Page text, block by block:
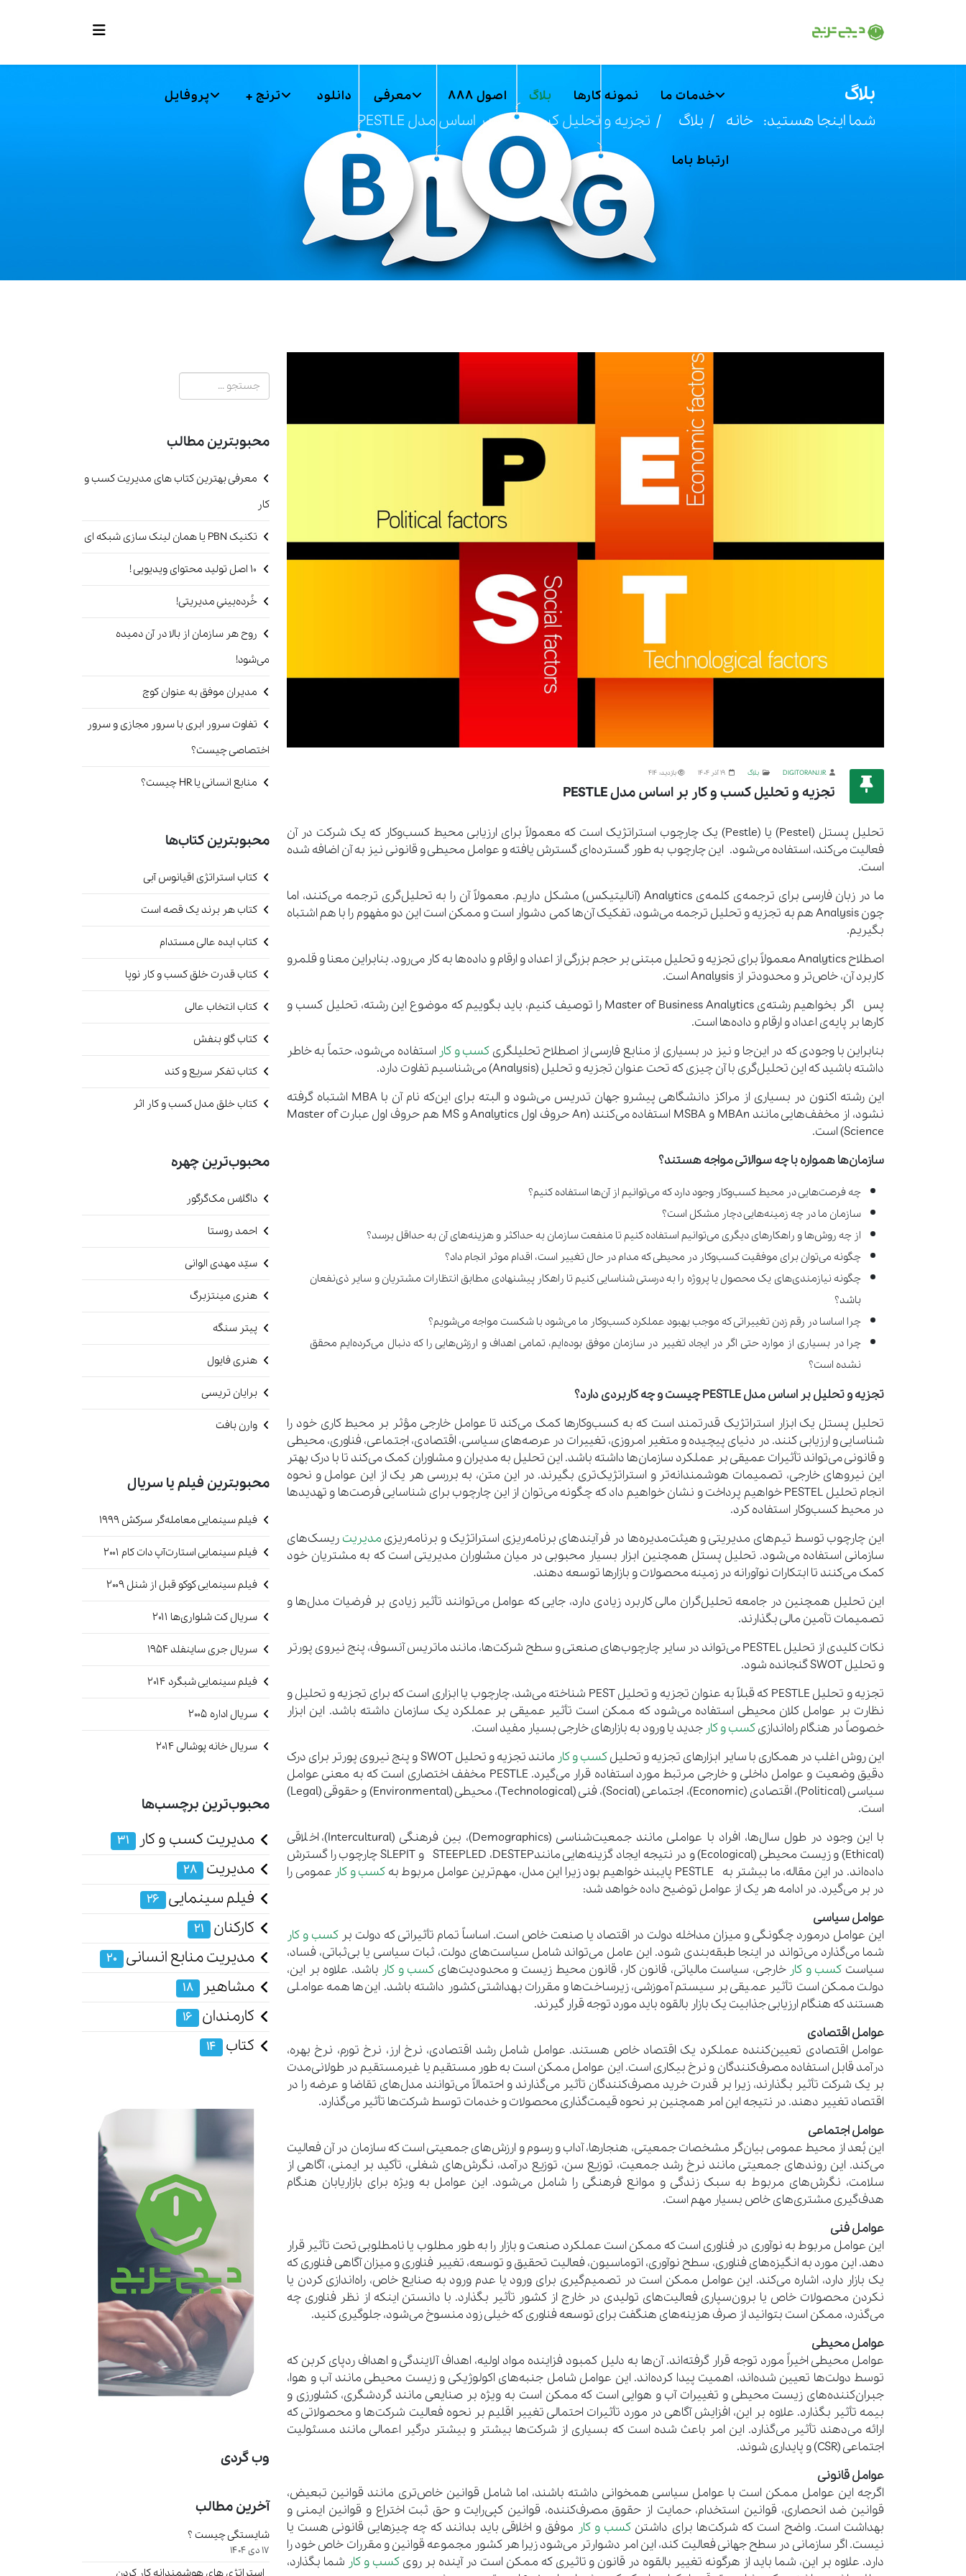
خدمات ما نمونه کارها بلاگ اصول 888 معرفی دانلود ترنج + پروفایل
ارتباط باما
بلاگ
شما اینجا هستید: خانه بلاگ تجزیه و تحلیل کسب و کار بر اساس مدل PESTLE
DIGITORANJ.IR بلاگ 19 آذر 1404 بازدید: 414
تجزیه و تحلیل کسب و کار بر اساس مدل PESTLE
تحلیل پستل (Pestel) یا (Pestle) یک چارچوب استراتژیک است که معمولاً برای ارزیابی محیط کسب‌وکار که یک شرکت در آن
فعالیت می‌کند، استفاده می‌شود. این چارچوب به طور گسترده‌ای گسترش یافته و عوامل محیطی و قانونی نیز به آن اضافه شده
است.
ما در زبان فارسی برای ترجمه‌ی کلمه‌ی Analytics (آنالیتیکس) مشکل داریم. معمولاً آن را به تحلیل‌گری ترجمه می‌کنند، اما
چون Analysis هم به تجزیه و تحلیل ترجمه می‌شود، تفکیک آن‌ها کمی دشوار است و ممکن است این دو مفهوم را با هم اشتباه
بگیریم.
اصطلاح Analytics معمولاً برای تجزیه و تحلیل مبتنی بر حجم بزرگی از اعداد و ارقام و داده‌ها به کار می‌رود. بنابراین معنا و قلمرو
کاربرد آن، خاص‌تر و محدودتر از Analysis است.
پس اگر بخواهیم رشته‌ی Master of Business Analytics را توصیف کنیم، باید بگوییم که موضوع این رشته، تحلیل کسب و
کارها بر پایه‌ی اعداد و ارقام و داده‌ها است.
بنابراین با وجودی که در این‌جا و نیز در بسیاری از منابع فارسی از اصطلاح تحلیلگری کسب و کار استفاده می‌شود، حتماً به خاطر
داشته باشید که این تحلیل‌گری با آن چیزی که تحت عنوان تجزیه و تحلیل (Analysis) می‌شناسیم تفاوت دارد.
این رشته اکنون در بسیاری از مراکز دانشگاهی پیشرو جهان تدریس می‌شود و البته برای این‌که نام آن با MBA اشتباه گرفته
نشود، از مخفف‌هایی مانند MBAn و MSBA استفاده می‌کنند (An حروف اول Analytics و MS هم حروف اول عبارت Master of
Science) است.
سازمان‌ها همواره با چه سوالاتی مواجه هستند؟
چه فرصت‌هایی در محیط کسب‌وکار وجود دارد که می‌توانیم از آن‌ها استفاده کنیم؟
سازمان ما در چه زمینه‌هایی دچار مشکل است؟
از چه روش‌ها و راهکارهای دیگری می‌توانیم استفاده کنیم تا منفعت سازمان به حداکثر و هزینه‎‌های آن به حداقل برسد؟
چگونه می‌توان برای موفقیت کسب‌وکار در محیطی که مدام در حال تغییر است، اقدام موثر انجام داد؟
چگونه نیازمندی‌های یک محصول یا پروژه را به درستی شناسایی کنیم تا راهکار پیشنهادی مطابق انتظارات مشتریان و سایر ذی‌نفعان
باشد؟
چرا اساسا در رقم زدن تغییراتی که موجب بهبود عملکرد کسب‌وکار ما می‌شود با شکست مواجه می‌شویم؟
چرا در بسیاری از موارد حتی اگر در ایجاد تغییر در سازمان موفق بوده‌ایم، تمامی اهداف و ارزش‌هایی را که دنبال می‌کرده‌ایم محقق
نشده است؟
تجزیه و تحلیل بر اساس مدل PESTLE چیست و چه کاربردی دارد؟
تحلیل پستل یک ابزار استراتژیک قدرتمند است که به کسب‌وکارها کمک می‌کند تا عوامل خارجی مؤثر بر محیط کاری خود را
شناسایی و ارزیابی کنند. در دنیای پیچیده و متغیر امروزی، تغییرات در عرصه‌های سیاسی، اقتصادی، اجتماعی، فناوری، محیطی
و قانونی می‌تواند تأثیرات عمیقی بر عملکرد سازمان‌ها داشته باشد. این تحلیل به مدیران و مشاوران کمک می‌کند تا با درک بهتر
این نیروهای خارجی، تصمیمات هوشمندانه‌تر و استراتژیک‌تری بگیرند. در این متن، به بررسی هر یک از این عوامل و نحوه
انجام تحلیل PESTEL خواهیم پرداخت و نشان خواهیم داد که چگونه می‌توان از این چارچوب برای شناسایی فرصت‌ها و تهدیدها
در محیط کسب‌وکار استفاده کرد.
این چارچوب توسط تیم‌های مدیریتی و هیئت‌مدیره‌ها در فرآیندهای برنامه‌ریزی استراتژیک و برنامه‌ریزی مدیریت ریسک‌های
سازمانی استفاده می‌شود. تحلیل پستل همچنین ابزار بسیار محبوبی در میان مشاوران مدیریتی است که به مشتریان خود
کمک می‌کنند تا ابتکارات نوآورانه در زمینه محصولات و بازارها توسعه دهند.
این تحلیل همچنین در جامعه تحلیل‌گران مالی کاربرد زیادی دارد، جایی که عوامل می‌توانند تأثیر زیادی بر فرضیات مدل‌ها و
تصمیمات تأمین مالی بگذارند.
نکات کلیدی از تحلیل PESTEL می‌تواند در سایر چارچوب‌های صنعتی و سطح شرکت‌ها، مانند ماتریس آنسوف، پنج نیروی پورتر
و تحلیل SWOT گنجانده شود.
تجزیه و تحلیل PESTLE که قبلاً به عنوان تجزیه و تحلیل PEST شناخته می‌شد، چارچوب یا ابزاری است که برای تجزیه و تحلیل و
نظارت بر عوامل کلان محیطی استفاده می‌شود که ممکن است تأثیر عمیقی بر عملکرد یک سازمان داشته باشد. این ابزار
خصوصاً در هنگام راه‌اندازیکسب و کار جدید یا ورود به بازارهای خارجی بسیار مفید است.
این روش اغلب در همکاری با سایر ابزارهای تجزیه و تحلیلکسب و کار
مانند تجزیه و تحلیل SWOT و پنج نیروی پورتر برای درک
دقیق وضعیت و عوامل داخلی و خارجی مرتبط مورد استفاده قرار می‌گیرد. PESTLE مخفف اختصاری است که به معنی عوامل
سیاسی (Political)، اقتصادی (Economic)، اجتماعی (Social)، فنی (Technological)، محیطی (Environmental) و حقوقی (Legal)
است.
با این وجود در طول سال‌ها، افراد با عواملی مانند جمعیت‌شناسی (Demographics)، بین فرهنگی (Intercultural)، اخلاقی
(Ethical) و زیست محیطی (Ecological) و در نتیجه ایجاد گزینه‌هایی مانندSTEEPLED ،DESTEP و SLEPIT چارچوب را گسترش
داده‌اند. در این مقاله، ما بیشتر به PESTLE پایبند خواهیم بود زیرا این مدل، مهم‌ترین عوامل مربوط به
کسب و کار عمومی را
در بر می‌گیرد. در ادامه هر یک از عوامل توضیح داده خواهد شد:
عوامل سیاسی
این عوامل درمورد چگونگی و میزان مداخله دولت در اقتصاد یا صنعت خاص است. اساساً تمام تأثیراتی که دولت بر کسب و کار
شما می‌گذارد می‌تواند در اینجا طبقه‌بندی شود. این عامل می‌تواند شامل سیاست‌های دولت، ثبات سیاسی یا بی‌ثباتی، فساد،
سیاست کسب و کار خارجی، سیاست مالیاتی، قانون کار، قانون محیط زیست و محدودیت‌های کسب و کار باشد. علاوه بر این،
دولت ممکن است تأثیر عمیقی بر سیستم آموزشی، زیرساخت‌ها و مقررات بهداشتی کشور داشته باشد. این‌ها همه عواملی
هستند که هنگام ارزیابی جذابیت یک بازار بالقوه باید مورد توجه قرار گیرند.
عوامل اقتصادی
عوامل اقتصادی تعیین‌کننده عملکرد یک اقتصاد خاص هستند. عوامل شامل رشد اقتصادی، نرخ ارز، نرخ تورم، نرخ بهره،
درآمد قابل استفاده مصرف‌کنندگان و نرخ بیکاری است. این عوامل ممکن است به طور مستقیم یا غیرمستقیم در طولانی‌مدت
بر یک شرکت تأثیر بگذارند، زیرا بر قدرت خرید مصرف‌کنندگان تأثیر می‌گذارند و احتمالاً می‌توانند مدل‌های تقاضا و عرضه را در
اقتصاد تغییر دهند. در نتیجه این امر همچنین بر نحوه قیمت‌گذاری محصولات و خدمات توسط شرکت‌ها تأثیر می‌گذارد.
عوامل اجتماعی
این بُعد از محیط عمومی بیان‌گر مشخصات جمعیتی، هنجارها، آداب و رسوم و ارزش‌های جمعیتی است که سازمان در آن فعالیت
می‌کند. این روندهای جمعیتی مانند نرخ رشد جمعیت، توزیع سن، توزیع درآمد، نگرش‌های شغلی، تأکید بر ایمنی، آگاهی از
سلامت، نگرش‌های مربوط به سبک زندگی و موانع فرهنگی را شامل می‌شود. این عوامل به ویژه برای بازاریابان هنگام
هدف‌گیری مشتری‌های خاص بسیار مهم است.
عوامل فنی
این عوامل مربوط به نوآوری در فناوری است که ممکن است عملکرد صنعت و بازار را به طور مطلوب یا نامطلوبی تحت تأثیر قرار
دهد. این مورد به انگیزه‌های فناوری، سطح نوآوری، اتوماسیون، فعالیت تحقیق و توسعه، تغییر فناوری و میزان آگاهی فناوری که
یک بازار دارد، اشاره می‌کند. این عوامل ممکن است در تصمیم‌گیری برای ورود یا عدم ورود به صنایع خاص، راه‌اندازی کردن یا
نکردن محصولات خاص یا برون‌سپاری فعالیت‌های تولیدی در خارج از کشور تأثیر بگذارد. با دانستن اینکه از نظر فناوری چه
می‌گذرد، ممکن است بتوانید از صرف هزینه‌های هنگفت برای توسعه فناوری که خیلی زود منسوخ می‌شود، جلوگیری کنید.
عوامل محیطی
عوامل محیطی اخیراً مورد توجه قرار گرفته‌اند. آن‌ها به دلیل کمبود فزاینده مواد اولیه، اهداف آلایندگی و اهداف ردپای کربن که
توسط دولت‌ها تعیین شده‌اند، اهمیت پیدا کرده‌اند. این عوامل شامل جنبه‌های اکولوژیکی و زیست محیطی مانند آب و هوا،
جبران‌کننده‌های زیست محیطی و تغییرات آب و هوایی است که ممکن است به ویژه بر صنایعی مانند گردشگری، کشاورزی و
بیمه تأثیر بگذارد. علاوه بر این، افزایش آگاهی در مورد تأثیرات احتمالی تغییر اقلیم بر نحوه فعالیت شرکت‌ها و محصولاتی که
ارائه می‌دهند تأثیر می‌گذارد. این امر باعث شده است که بسیاری از شرکت‌ها بیشتر و بیشتر درگیر اعمالی مانند مسئولیت
اجتماعی (CSR) و پایداری شوند.
عوامل قانونی
اگرچه این عوامل ممکن است با عوامل سیاسی همخوانی داشته باشند، اما شامل قوانین خاص‌تری مانند قوانین تبعیض،
قوانین ضد انحصاری، قوانین استخدام، حمایت از حقوق مصرف‌کننده، قوانین کپی‌رایت و حق ثبت اختراع و قوانین ایمنی و
بهداشت است. واضح است که شرکت‌ها برای داشتن کسب و کار موفق و اخلاقی باید بدانند که چه چیزهایی قانونی هست یا
نیست. اگر سازمانی در سطح جهانی فعالیت کند، این امر دشوارتر می‌شود زیرا هر کشور مجموعه قوانین و مقررات خاص خود را
دارد. علاوه بر این، شما باید از هرگونه تغییر بالقوه در قانون و تاثیری که ممکن است در آینده بر رویکسب و کار شما بگذارد،
جستجو
محبوبترین مطالب
معرفی بهترین کتاب های مدیریت کسب و
کار
تکنیک PBN یا همان لینک سازی شبکه ای
۱۰ اصل تولید محتوای ویدیویی !
خُرده‌بینیِ مدیریتی!
روح هر سازمان از بالا در آن دمیده
می‌شود!
مدیران موفق به عنوان کوچ
تفاوت سرور ابری با سرور مجازی و سرور
اختصاصی چیست؟
منابع انسانی یا HR چیست؟
محبوبترین کتاب‌ها
کتاب استراتژی اقیانوس آبی
کتاب هر برند یک قصه است
کتاب ایده عالی مستدام
کتاب قدرت خلق کسب و کار نوپا
کتاب انتخاب عالی
کتاب گاو بنفش
کتاب تفکر سریع و کند
کتاب خلق مدل کسب و کار اثر
محبوب‌ترین چهره
داگلاس مک‌گرگور
احمد روستا
سیّد مهدی الوانی
هنری مینتزبرگ
پیتر سنگه
هنری فایول
برایان تریسی
وارن بافت
محبوبترین فیلم یا سریال
فیلم سینمایی معامله‌گر سرکش 1999
فیلم سینمایی استارت‌آپ دات کام 2001
فیلم سینمایی کوکو قبل از شنل 2009
سریال کت شلواری‌ها 2011
سریال جری ساینفلد‏ 1954
فیلم سینمایی شبگرد ۲۰۱۴
سریال اداره 2005
سریال خانه پوشالی 2014
محبوب‌ترین برچسب‌ها
مدیریت کسب و کار 31
مدیریت 28
فیلم سینمایی 26
کارکنان 21
مدیریت منابع انسانی 20
مشاهیر 18
کارمندان 16
کتاب 14
وب گردی
آخرین مطالب
شایستگی چیست ؟
17 دی 1404
استراتژی های هوشمندانه کار کردن